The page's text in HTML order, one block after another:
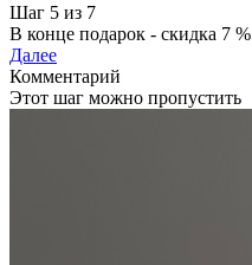
Шаг 5 из 7
В конце подарок - скидка 7 %
Далее
Комментарий
Этот шаг можно пропустить